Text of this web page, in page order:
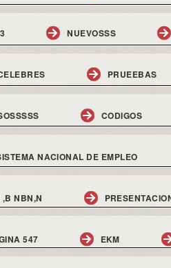
NUEVOSSS
PRUEEBAS
CODIGOS
NACIONAL DE EMPLEO
,B NBN,N
547 EKM